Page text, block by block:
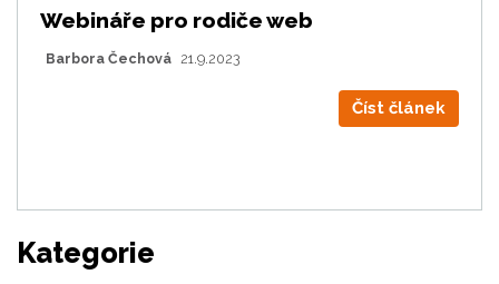
Webináře pro rodiče web
Barbora Čechová 21.9.2023
Číst článek
Kategorie